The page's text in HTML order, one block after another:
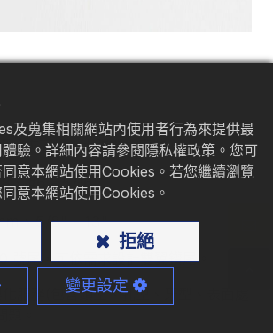
、夾芯板、太陽能板安裝
、#6 - 5/16
、5/8" - 13"
號尾，可依需求設計雙翼鑽尾。
化服務(包含頭型、孔型、牙型、表面處
及蒐集相關網站內使用者行為來提供最
驗。詳細內容請參閱隱私權政策。您可
意本網站使用Cookies。若您繼續瀏覽
意本網站使用Cookies。
拒絕
變更設定